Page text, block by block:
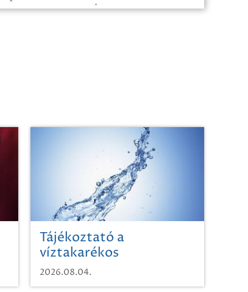
Tájékoztató a
víztakarékos
vízhasználatról
2026.08.04.